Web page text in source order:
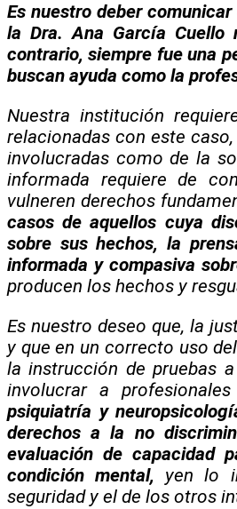
Es nuestro deber
la Dra. Ana García Cuello
contrario, siempre fue una
buscan ayuda como la
Nuestra institución
relacionadas con este
involucradas como de la
informada requiere de
vulneren derechos
casos de aquellos cuya
sobre sus hechos, la
informada y compasiva
producen los hechos y
Es nuestro deseo que, la
y que en un correcto uso
la instrucción de pruebas
involucrar a
psiquiatría y
derechos a la no
evaluación de capacidad
condición mental, yen lo
seguridad y el de los otros